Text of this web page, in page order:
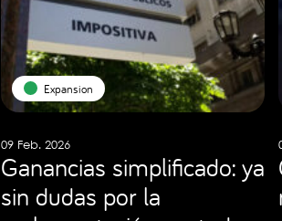
Expansion
09 Feb. 2026
Ganancias simplificado: ya
sin dudas por la